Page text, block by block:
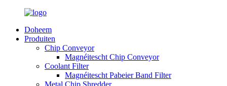
Doheem
Produiten
Chip Conveyor
Magnéitescht Chip Conveyor
Coolant Filter
Magnéitescht Pabeier Band Filter
Metal Chip Shredder